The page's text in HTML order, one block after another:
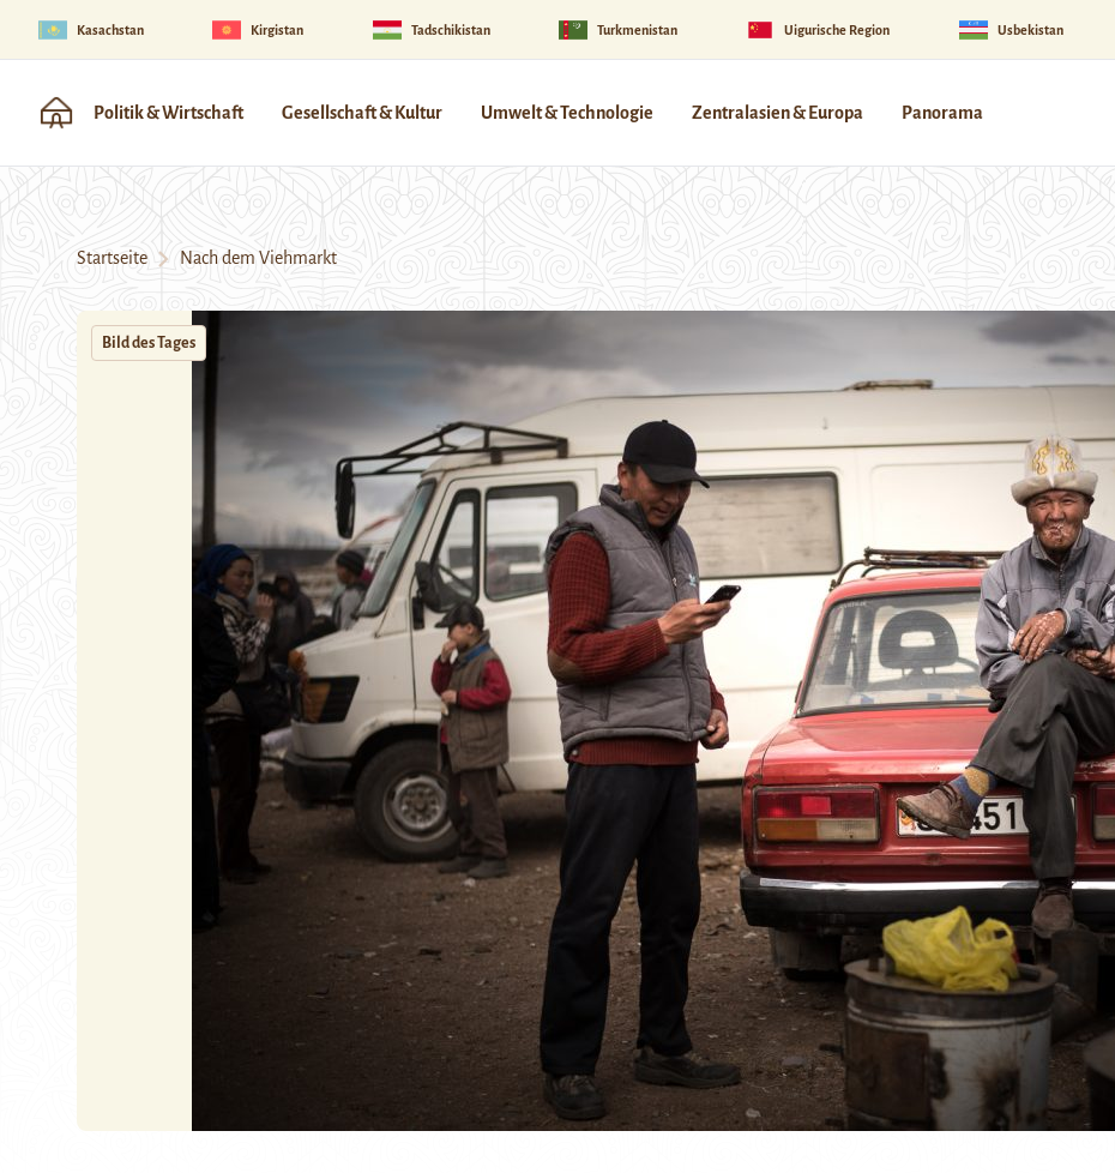
Kasachstan Kirgistan Tadschikistan Turkmenistan Uigurische Region Usbekistan
Politik & Wirtschaft Gesellschaft & Kultur Umwelt & Technologie Zentralasien & Europa Panorama
Startseite Nach dem Viehmarkt
Bild des Tages